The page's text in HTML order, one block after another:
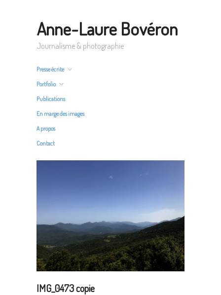
Anne-Laure Bovéron
Journalisme & photographie
Presse écrite
Portfolio
Publications
En marge des images
A propos
Contact
IMG_0473 copie